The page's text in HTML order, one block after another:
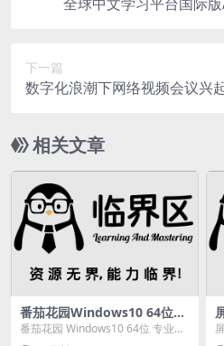
下一篇
数字化浪潮下网络视频会议兴
相关文章
番茄花园Windows10 64位专
业精简版，高效稳定超适合低
番茄花园 Windows10 64位 专业精
简版 是一款基于微软官方 Windo...